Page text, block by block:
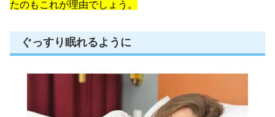
たのもこれが理由でしょう。
ぐっすり眠れるように